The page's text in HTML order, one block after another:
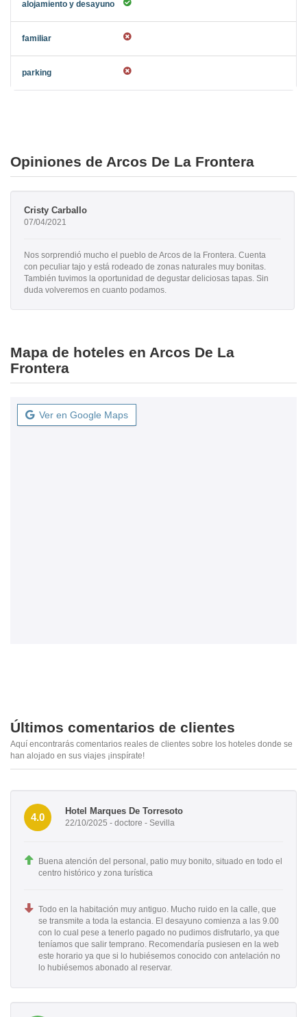
Opiniones de Arcos De La Frontera
Cristy Carballo
07/04/2021
Nos sorprendió mucho el pueblo de Arcos de la Frontera. Cuenta
con peculiar tajo y está rodeado de zonas naturales muy bonitas.
También tuvimos la oportunidad de degustar deliciosas tapas. Sin
duda volveremos en cuanto podamos.
Mapa de hoteles en Arcos De La
Frontera
Ver en Google Maps
Últimos comentarios de clientes
Aquí encontrarás comentarios reales de clientes sobre los hoteles donde se
han alojado en sus viajes ¡inspírate!
4.0
Hotel Marques De Torresoto
22/10/2025 - doctore - Sevilla
Buena atención del personal, patio muy bonito, situado en todo el
centro histórico y zona turística
Todo en la habitación muy antiguo. Mucho ruido en la calle, que
se transmite a toda la estancia. El desayuno comienza a las 9.00
con lo cual pese a tenerlo pagado no pudimos disfrutarlo, ya que
teníamos que salir temprano. Recomendaría pusiesen en la web
este horario ya que si lo hubiésemos conocido con antelación no
lo hubiésemos abonado al reservar.